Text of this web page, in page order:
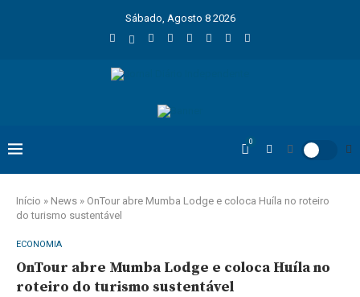
Sábado, Agosto 8 2026
0
Início » News » OnTour abre Mumba Lodge e coloca Huíla no roteiro
do turismo sustentável
ECONOMIA
OnTour abre Mumba Lodge e coloca Huíla no
roteiro do turismo sustentável